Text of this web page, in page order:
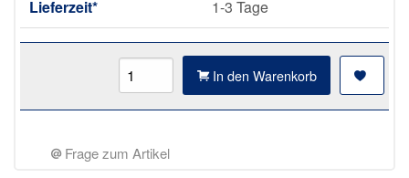
Lieferzeit*
1-3 Tage
In den Warenkorb
Frage zum Artikel